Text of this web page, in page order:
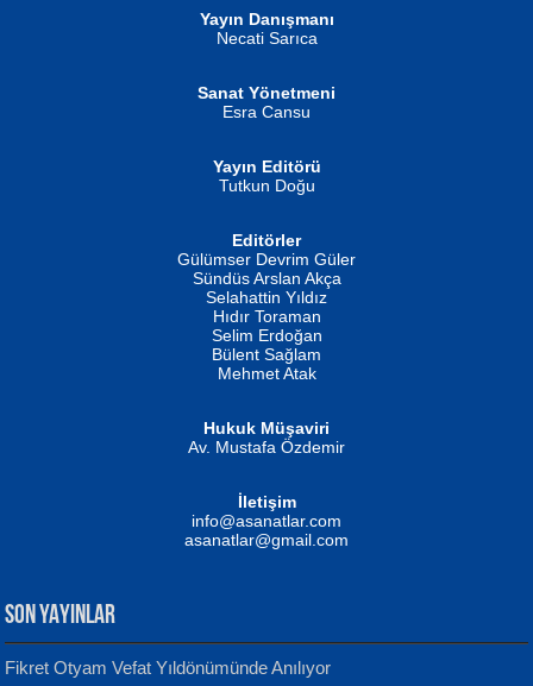
İSMAİL OKUTAN
Erkeklerin Kahrolması Ne Demektir
Evvel Zaman Tanrıçası...
Yayın Danışmanı
Necati Sarıca
Sanat Yönetmeni
Esra Cansu
Yayın Editörü
Tutkun Doğu
Editörler
Gülümser Devrim Güler
Sündüs Arslan Akça
Selahattin Yıldız
Hıdır Toraman
Selim Erdoğan
Bülent Sağlam
Mehmet Atak
Hukuk Müşaviri
Av. Mustafa Özdemir
İletişim
info@asanatlar.com
asanatlar@gmail.com
SON YAYINLAR
Fikret Otyam Vefat Yıldönümünde Anılıyor